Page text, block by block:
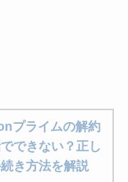
プライムの解約
できない？正し
き方法を解説